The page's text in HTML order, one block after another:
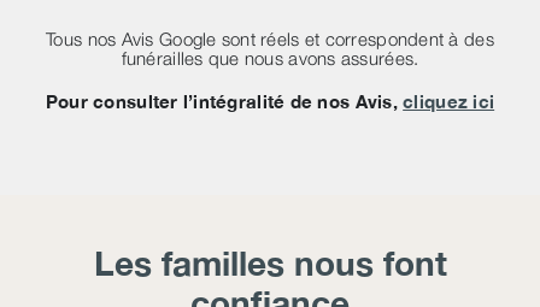
Tous nos Avis Google sont réels et correspondent à des
funérailles que nous avons assurées.
Pour consulter l’intégralité de nos Avis,cliquez ici
Les familles nous font